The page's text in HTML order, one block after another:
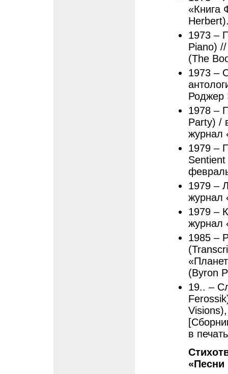
«Книга
1973 –
Piano)
(The
1973 –
Роджер
1978 –
Party) /
журнал
1979 –
1979 –
журнал
1979 –
журнал
1985 –
(Byron
19.. –
в
«Песни